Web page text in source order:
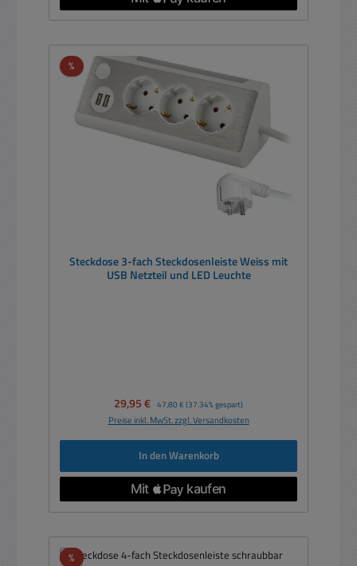
%Rabatt
Steckdose 3-fach Steckdosenleiste Weiss mit
USB Netzteil und LED Leuchte
Verkaufspreis:
29,95 € Regulärer Preis:
47,80 € (37.34% gespart)
Preise inkl. MwSt. zzgl. Versandkosten
In den Warenkorb
%Rabatt